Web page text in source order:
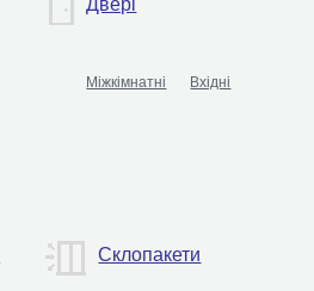
Двері
Міжкімнатні Вхідні
Склопакети